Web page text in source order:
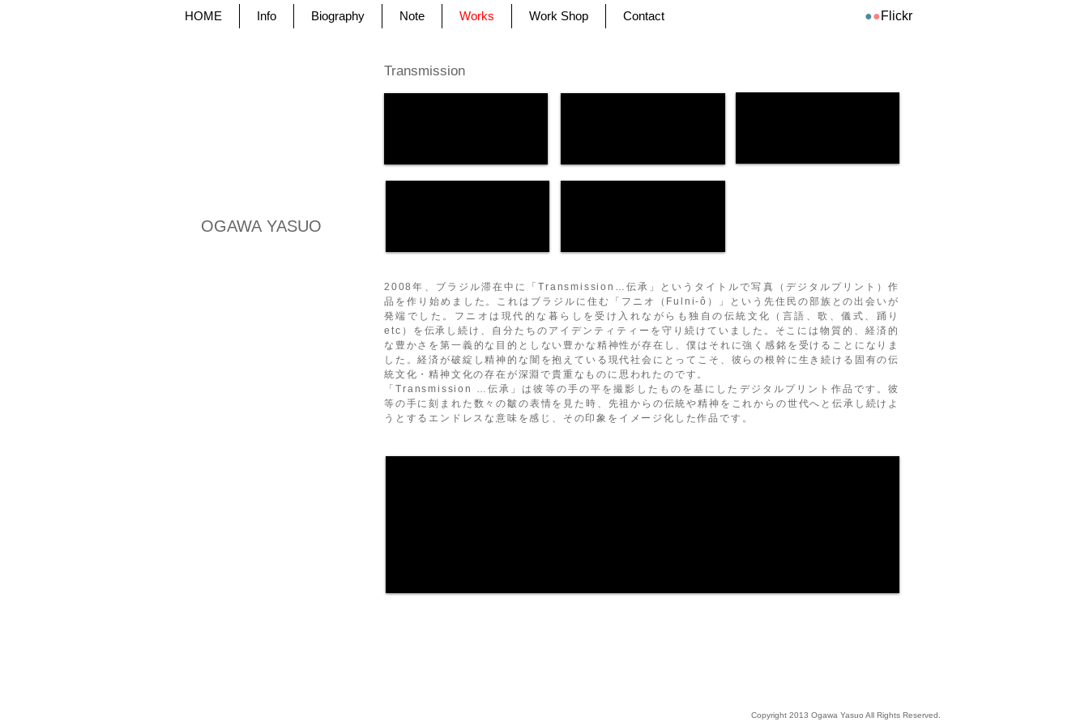
HOME Info Biography Note Works Work Shop Contact
Transmission
2008年、ブラジル滞在中に「Transmission…伝承」というタイトルで写真（デジタルプリント）作
品を作り始めました。これはブラジルに住む「フニオ（Fulni-ô）」という先住民の部族との出会いが
発端でした。フニオは現代的な暮らしを受け入れながらも独自の伝統文化（言語、歌、儀式、踊り
etc）を伝承し続け、自分たちのアイデンティティーを守り続けていました。そこ には物質的、経済的
な豊かさを第一義的な目的としない豊かな精神性が存在し、僕はそれに強く感銘を受けることになりま
した。経済が破綻し精神的な闇を抱えている現代社会にとってこそ、彼らの根幹に生き続ける固有の伝
統文化・精神文化の存在が深淵で貴重なものに思われたのです。
「Transmission …伝承」は彼等の手の平を撮影したものを基にしたデジタルプリント作品です。彼
等の手に刻まれた数々の皺の表情を見た時、先祖からの伝統や精神をこれからの世代へと伝承し続けよ
うとするエンドレスな意味を感じ、その印象をイメージ化した作品です。
OGAWA YASUO
●●Flickr​
Copyright 2013 Ogawa Yasuo All Rights Reserved.